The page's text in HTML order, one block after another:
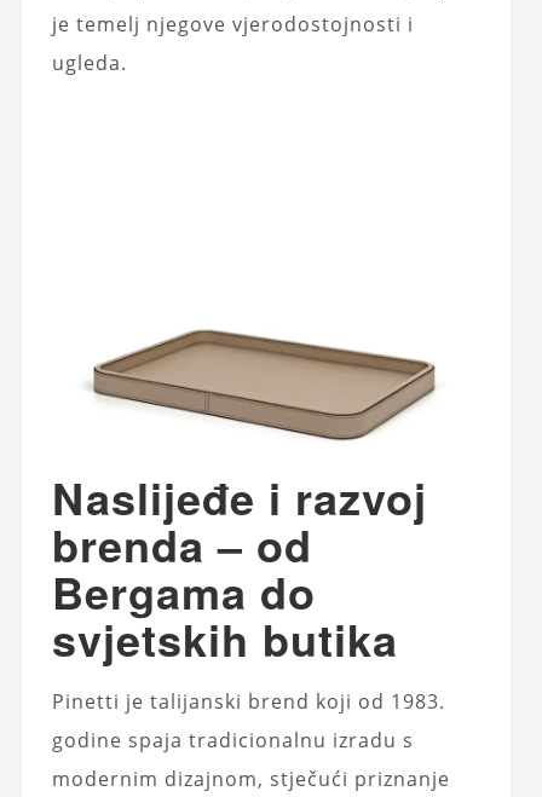
je temelj njegove vjerodostojnosti i
ugleda.
Naslijeđe i razvoj
brenda – od
Bergama do
svjetskih butika
Pinetti je talijanski brend koji od 1983.
godine spaja tradicionalnu izradu s
modernim dizajnom, stječući priznanje